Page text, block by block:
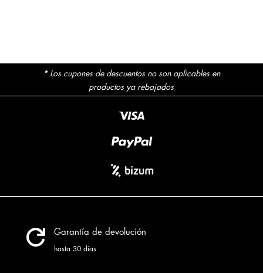
* Los cupones de descuentos no son aplicables en
productos ya rebajados
 Garantía de devolución
hasta 30 días